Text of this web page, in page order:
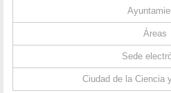
Áreas
Sede
Ciudad de la Ciencia